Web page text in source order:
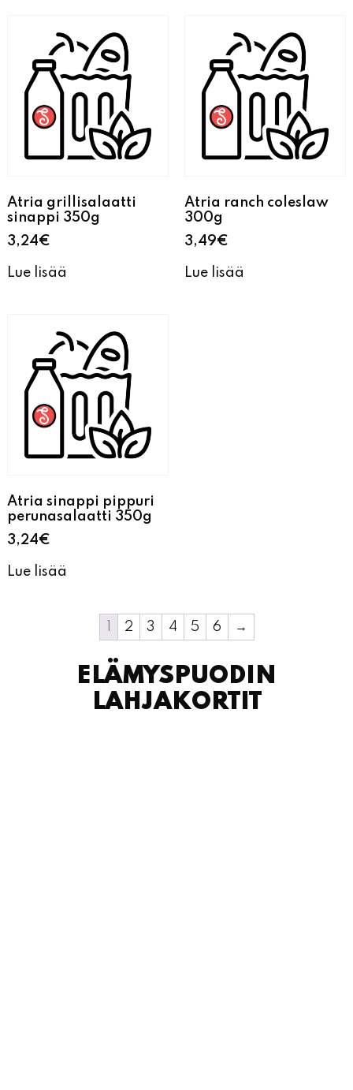
Atria grillisalaatti
sinappi 350g
3,24€
Lue lisää
Atria ranch coleslaw
300g
3,49€
Lue lisää
Atria sinappi pippuri
perunasalaatti 350g
3,24€
Lue lisää
2 3 4 5 6 →
ELÄMYSPUODIN
LAHJAKORTIT